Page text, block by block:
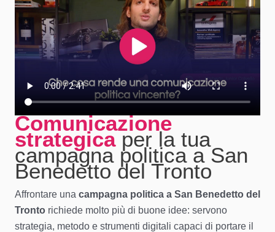
Comunicazione
strategicaper la tua
campagna politica a San
Benedetto del Tronto
Affrontare una campagna politica a San Benedetto del
Tronto richiede molto più di buone idee: servono
strategia, metodo e strumenti digitali capaci di portare il